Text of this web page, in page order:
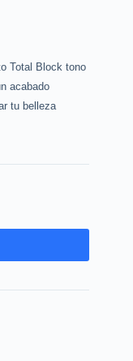
Total Block tono
acabado
tu belleza